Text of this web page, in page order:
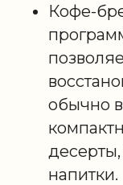
Кофе-
обычно
напитки.